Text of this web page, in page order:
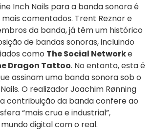
Inch Nails para a banda sonora é
comentados. Trent Reznor e
da banda, já têm um histórico
de bandas sonoras, incluindo
como The Social Networke
Dragon Tattoo. No entanto, esta é
assinam uma banda sonora sob o
O realizador Joachim Rønning
contribuição da banda confere ao
“mais crua e industrial”,
digital com o real.